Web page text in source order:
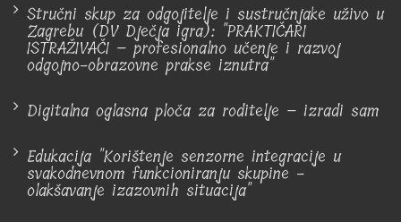
Stručni skup za odgojitelje i sustručnjake uživo u
Zagrebu (DV Dječja igra): "PRAKTIČARI
ISTRAŽIVAČI – profesionalno učenje i razvoj
odgojno-obrazovne prakse iznutra"
Digitalna oglasna ploča za roditelje – izradi sam
Edukacija "Korištenje senzorne integracije u
svakodnevnom funkcioniranju skupine -
olakšavanje izazovnih situacija"